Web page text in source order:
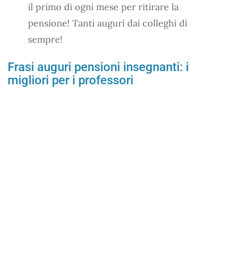
il primo di ogni mese per ritirare la
pensione! Tanti auguri dai colleghi di
sempre!
Frasi auguri pensioni insegnanti: i
migliori per i professori